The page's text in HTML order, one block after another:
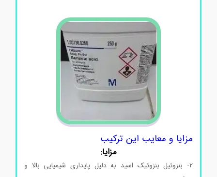
مزایا و معایب این ترکیب
مزایا:
2- بنزوئیل بنزوئیک اسید به دلیل پایداری شیمیایی بالا و